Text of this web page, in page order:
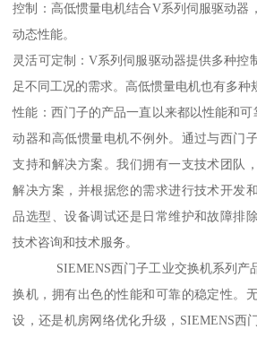
控制：高低惯量电机结合V系列伺服驱动器
动态性能。
灵活可定制：V系列伺服驱动器提供多种控
足不同工况的需求。高低惯量电机也有多种
性能：西门子的产品一直以来都以性能和
动器和高低惯量电机不例外。通过与西门
支持和解决方案。我们拥有一支技术团队
解决方案，并根据您的需求进行技术开发
品选型、设备调试还是日常维护和故障排
技术咨询和技术服务。
SIEMENS西门子工业交换机系列产品
换机，拥有出色的性能和可靠的稳定性。
设，还是机房网络优化升级，SIEMENS西